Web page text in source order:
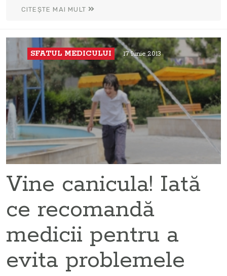
CITEȘTE MAI MULT
SFATUL MEDICULUI 17 Iunie 2013
Vine canicula! Iată
ce recomandă
medicii pentru a
evita problemele